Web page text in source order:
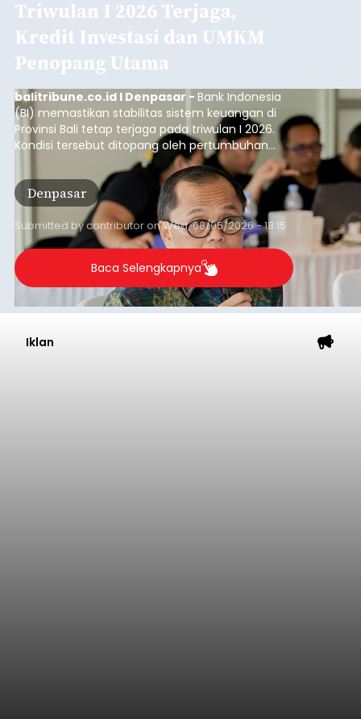
Triwulan I 2026 Terjaga,
Kredit Investasi dan UMKM
Penopang Utama
balitribune.co.id I Denpasar - Bank Indonesia
(BI) memastikan stabilitas sistem keuangan di
Provinsi Bali tetap terjaga pada triwulan I 2026.
Kondisi tersebut ditopang oleh pertumbuhan
penyaluran kredit yang masih positif, terutama
pada sektor-sektor utama penggerak ekonomi
daerah, dengan risiko kredit yang tetap
terkendali.
Denpasar
Submitted bycontributoronWed, 08/05/2026 - 18:15
Baca Selengkapnya
Iklan